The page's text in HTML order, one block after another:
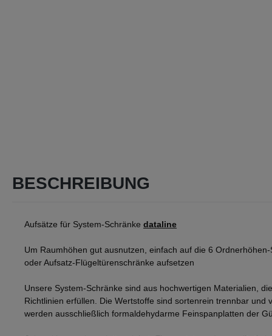
BESCHREIBUNG
Aufsätze für System-Schränke dataline
Um Raumhöhen gut ausnutzen, einfach auf die 6
oder Aufsatz-Flügeltürenschränke aufsetzen
Unsere System-Schränke sind aus hochwertigen Materialien,
Richtlinien erfüllen. Die Wertstoffe sind sortenrein trennbar und
werden ausschließlich formaldehydarme Feinspanplatten der